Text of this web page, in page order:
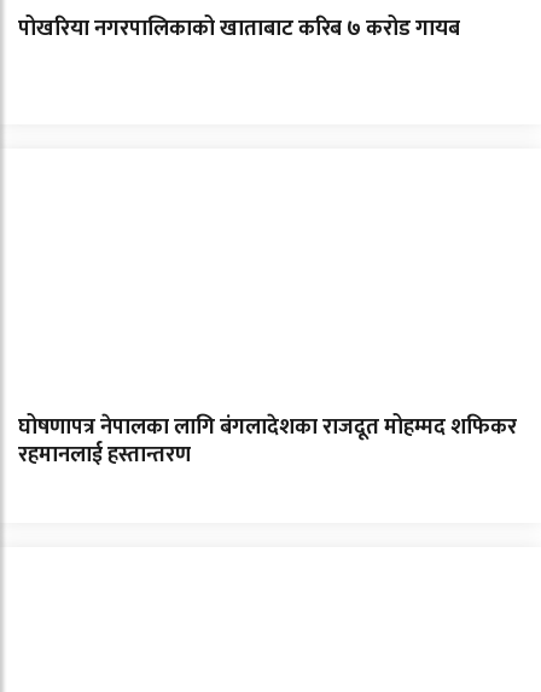
पोखरिया नगरपालिकाको खाताबाट करिब ७ करोड गायब
घोषणापत्र नेपालका लागि बंगलादेशका राजदूत मोहम्मद शफिकर
रहमानलाई हस्तान्तरण